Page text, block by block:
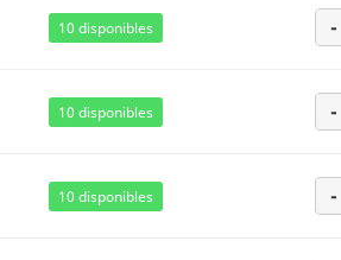
10 disponibles -
10 disponibles -
10 disponibles -